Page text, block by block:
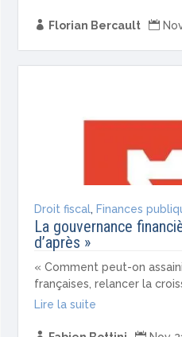
 Florian Bercault 
Droit fiscal, Finances
La gouvernance
d’après »
« Comment peut-on
françaises, relancer la
Lire la suite